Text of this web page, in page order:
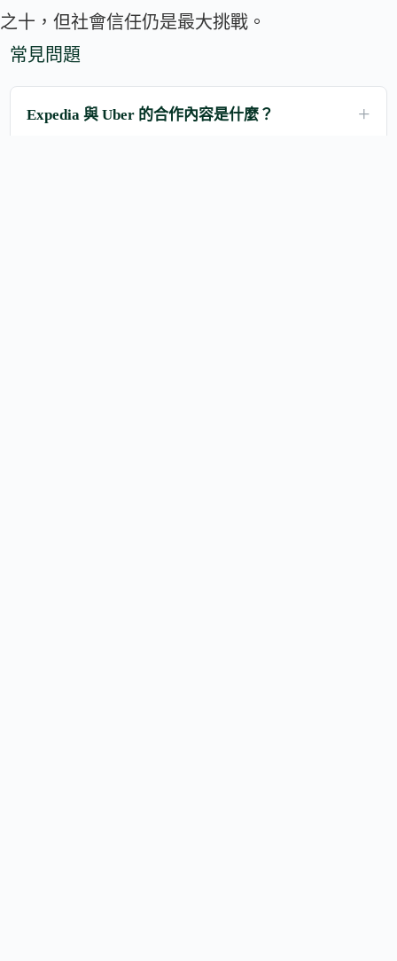
之十，但社會信任仍是最大挑戰。
常見問題
Expedia 與 Uber 的合作內容是什麼？